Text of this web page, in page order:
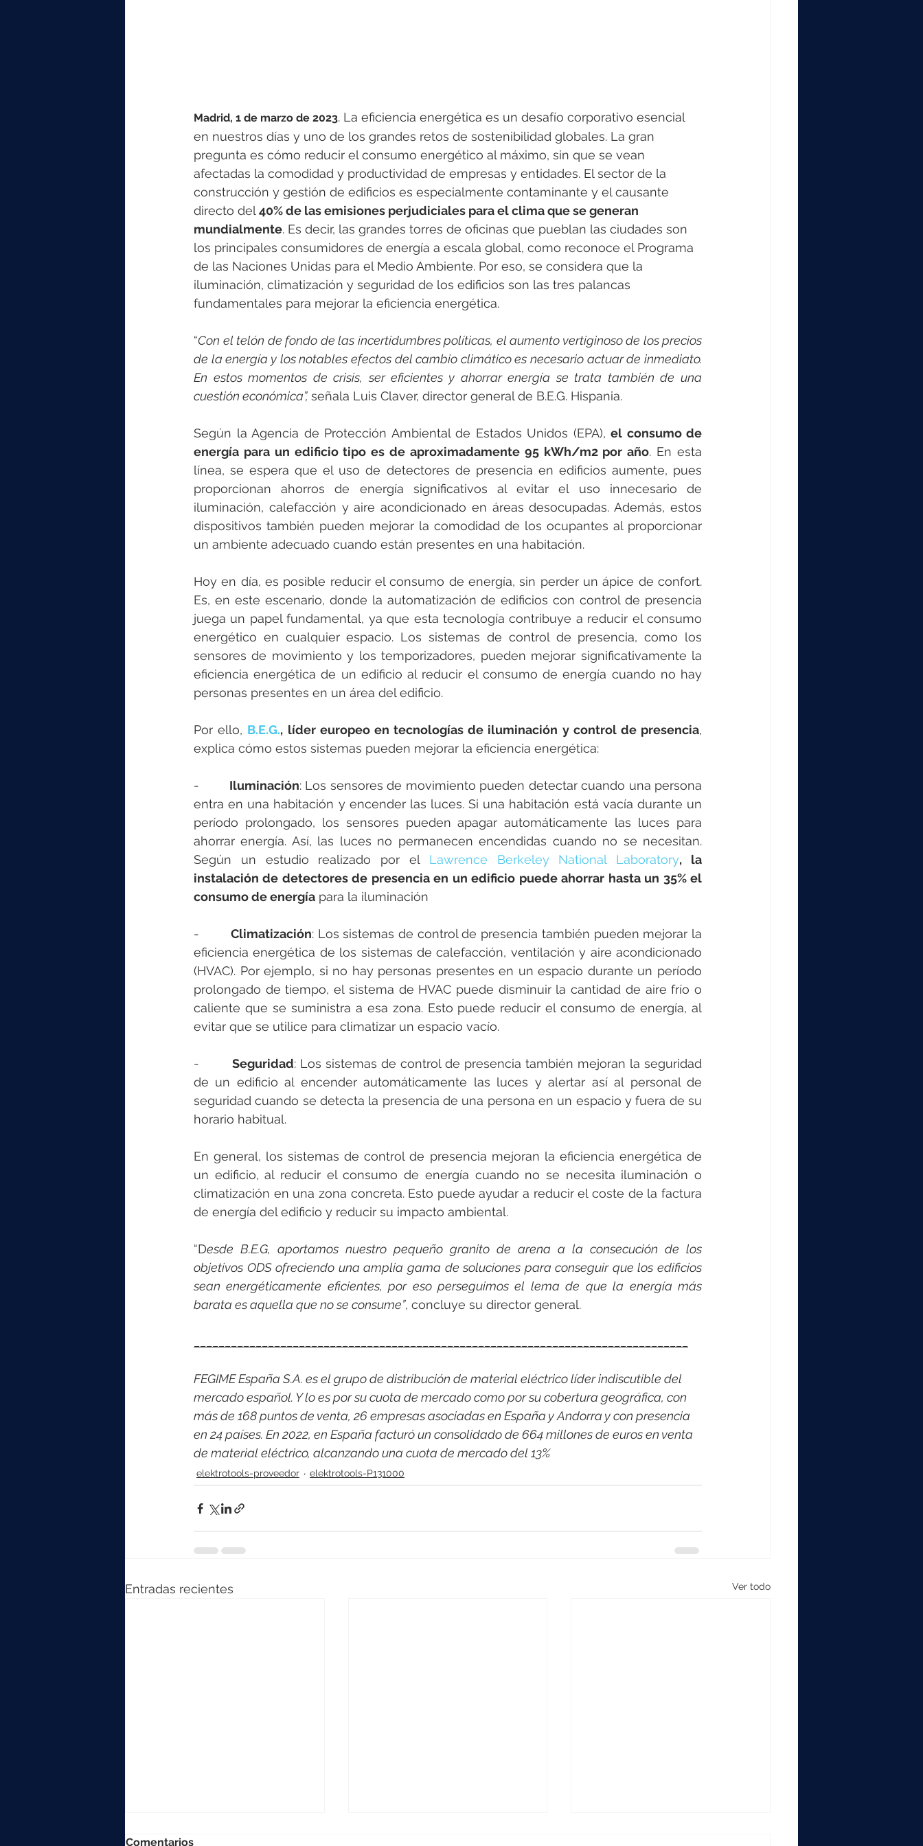
Madrid, 1 de marzo de 2023. La eficiencia energética es un desafío corporativo esencial
en nuestros días y uno de los grandes retos de sostenibilidad globales. La gran
pregunta es cómo reducir el consumo energético al máximo, sin que se vean
afectadas la comodidad y productividad de empresas y entidades. El sector de la
construcción y gestión de edificios es especialmente contaminante y el causante
directo del 40% de las emisiones perjudiciales para el clima que se generan
mundialmente. Es decir, las grandes torres de oficinas que pueblan las ciudades son
los principales consumidores de energía a escala global, como reconoce el Programa
de las Naciones Unidas para el Medio Ambiente. Por eso, se considera que la
iluminación, climatización y seguridad de los edificios son las tres palancas
fundamentales para mejorar la eficiencia energética.
“Con el telón de fondo de las incertidumbres políticas, el aumento vertiginoso de los precios
de la energía y los notables efectos del cambio climático es necesario actuar de inmediato.
En estos momentos de crisis, ser eficientes y ahorrar energía se trata también de una
cuestión económica”, señala Luis Claver, director general de B.E.G. Hispania.
Según la Agencia de Protección Ambiental de Estados Unidos (EPA), el consumo de
energía para un edificio tipo es de aproximadamente 95 kWh/m2 por año. En esta
línea, se espera que el uso de detectores de presencia en edificios aumente, pues
proporcionan ahorros de energía significativos al evitar el uso innecesario de
iluminación, calefacción y aire acondicionado en áreas desocupadas. Además, estos
dispositivos también pueden mejorar la comodidad de los ocupantes al proporcionar
un ambiente adecuado cuando están presentes en una habitación.
Hoy en día, es posible reducir el consumo de energía, sin perder un ápice de confort.
Es, en este escenario, donde la automatización de edificios con control de presencia
juega un papel fundamental, ya que esta tecnología contribuye a reducir el consumo
energético en cualquier espacio. Los sistemas de control de presencia, como los
sensores de movimiento y los temporizadores, pueden mejorar significativamente la
eficiencia energética de un edificio al reducir el consumo de energía cuando no hay
personas presentes en un área del edificio.
Por ello, B.E.G., líder europeo en tecnologías de iluminación y control de presencia,
explica cómo estos sistemas pueden mejorar la eficiencia energética:
- Iluminación: Los sensores de movimiento pueden detectar cuando una persona
entra en una habitación y encender las luces. Si una habitación está vacía durante un
período prolongado, los sensores pueden apagar automáticamente las luces para
ahorrar energía. Así, las luces no permanecen encendidas cuando no se necesitan.
Según un estudio realizado por el Lawrence Berkeley National Laboratory, la
instalación de detectores de presencia en un edificio puede ahorrar hasta un 35% el
consumo de energía para la iluminación
- Climatización: Los sistemas de control de presencia también pueden mejorar la
eficiencia energética de los sistemas de calefacción, ventilación y aire acondicionado
(HVAC). Por ejemplo, si no hay personas presentes en un espacio durante un período
prolongado de tiempo, el sistema de HVAC puede disminuir la cantidad de aire frío o
caliente que se suministra a esa zona. Esto puede reducir el consumo de energía, al
evitar que se utilice para climatizar un espacio vacío.
- Seguridad: Los sistemas de control de presencia también mejoran la seguridad
de un edificio al encender automáticamente las luces y alertar así al personal de
seguridad cuando se detecta la presencia de una persona en un espacio y fuera de su
horario habitual.
En general, los sistemas de control de presencia mejoran la eficiencia energética de
un edificio, al reducir el consumo de energía cuando no se necesita iluminación o
climatización en una zona concreta. Esto puede ayudar a reducir el coste de la factura
de energía del edificio y reducir su impacto ambiental.
“Desde B.E.G, aportamos nuestro pequeño granito de arena a la consecución de los
objetivos ODS ofreciendo una amplia gama de soluciones para conseguir que los edificios
sean energéticamente eficientes, por eso perseguimos el lema de que la energía más
barata es aquella que no se consume”, concluye su director general.
FEGIME España S.A. es el grupo de distribución de material eléctrico líder indiscutible del
mercado español. Y lo es por su cuota de mercado como por su cobertura geográfica, con
más de 168 puntos de venta, 26 empresas asociadas en España y Andorra y con presencia
en 24 países. En 2022, en España facturó un consolidado de 664 millones de euros en venta
de material eléctrico, alcanzando una cuota de mercado del 13%
elektrotools-proveedor elektrotools-P131000
Entradas recientes Ver todo
Comentarios